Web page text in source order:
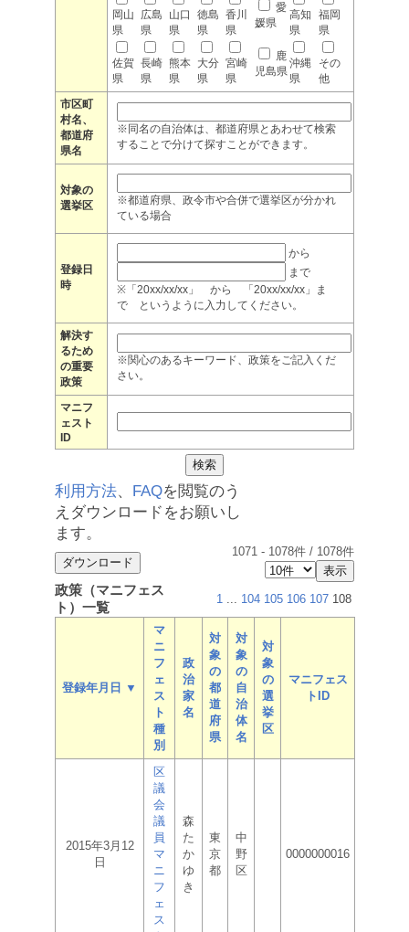
岡山
県
広島
県
山口
県
徳島
県
香川
県
愛
媛県
高知
県
福岡
県
佐賀
県
長崎
県
熊本
県
大分
県
宮崎
県
鹿
児島県
沖縄
県
その
他
市区町
村名、
都道府
県名
※同名の自治体は、都道府県とあわせて検索
することで分けて探すことができます。
対象の
選挙区
※都道府県、政令市や合併で選挙区が分かれ
ている場合
登録日
時
から
まで
※「20xx/xx/xx」 から 「20xx/xx/xx」ま
で というように入力してください。
解決す
るため
の重要
政策
※関心のあるキーワード、政策をご記入くだ
さい。
マニフ
ェスト
ID
利用方法、 FAQを閲覧のう
えダウンロードをお願いし
ます。
1071 - 1078件 / 1078件
政策（マニフェス
ト）一覧
1 ... 104 105 106 107 108
登録年月日 ▼
マ
ニ
フ
ェ
ス
ト
種
別
政
治
家
名
対
象
の
都
道
府
県
対
象
の
自
治
体
名
対
象
の
選
挙
区
マニフェス
トID
2015年3月12
日
区
議
会
議
員
マ
ニ
フ
ェ
ス
森
た
か
ゆ
き
東
京
都
中
野
区
0000000016